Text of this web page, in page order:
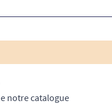
notre catalogue